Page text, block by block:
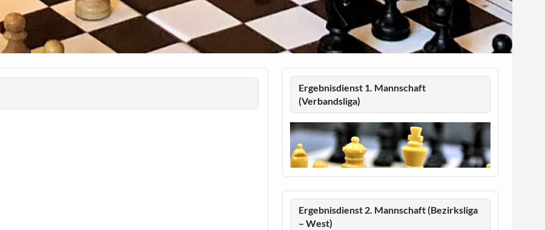
Ergebnisdienst 1. Mannschaft
(Verbandsliga)
Ergebnisdienst 2. Mannschaft (Bezirksliga
– West)